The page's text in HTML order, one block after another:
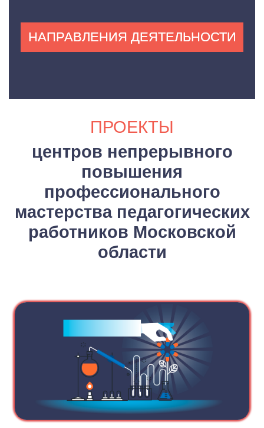
НАПРАВЛЕНИЯ ДЕЯТЕЛЬНОСТИ
ПРОЕКТЫ
центров непрерывного
повышения
профессионального
мастерства педагогических
работников Московской
области